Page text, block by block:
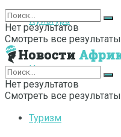
Культура
Интернет
Туризм
Нет результатов
Смотреть все результаты
Нет результатов
Смотреть все результаты